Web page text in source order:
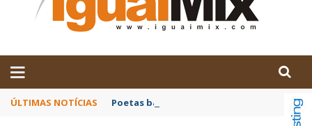
ÚLTIMAS NOTÍCIAS Poetas baianos representam o Brasil no